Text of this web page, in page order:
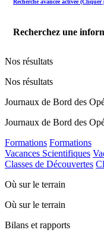
Recherche avancée activée
Recherchez une
Nos résultats
Nos résultats
Journaux de Bord des
Journaux de Bord des
Formations Formations
Vacances Scientifiques
Classes de Découvertes
Où sur le terrain
Où sur le terrain
Bilans et rapports